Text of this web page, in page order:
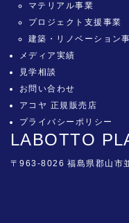
マテリアル事業
プロジェクト支援事業
建築・リノベーション
メディア実績
見学相談
お問い合わせ
アコヤ 正規販売店
プライバシーポリシー
LABOTTO
〒963-8026 福島県郡山市